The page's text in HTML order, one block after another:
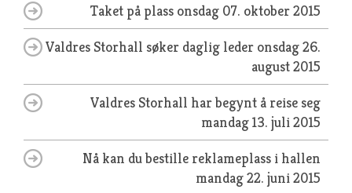
Taket på plass onsdag 07. oktober 2015
Valdres Storhall søker daglig leder onsdag 26.
august 2015
Valdres Storhall har begynt å reise seg
mandag 13. juli 2015
Nå kan du bestille reklameplass i hallen
mandag 22. juni 2015